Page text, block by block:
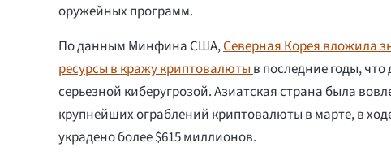
оружейных программ.
По данным Минфина США,Северная Корея вложила
ресурсы в кражу криптовалютыв последние годы, что
серьезной киберугрозой. Азиатская страна была
крупнейших ограблений криптовалюты в марте, в
украдено более $615 миллионов.